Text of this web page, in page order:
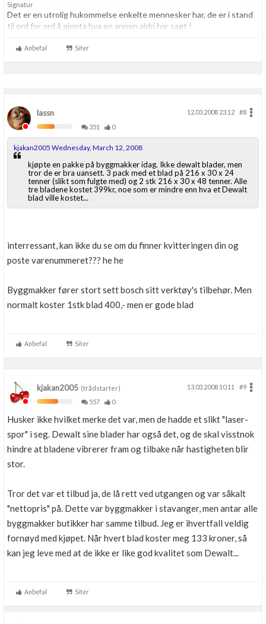
Signatur
Det er en utrolig hukommelse enkelte mennesker har, de er i stand
til ord for ord å gjenta hva en annen aldri har sagt !
Anbefal Siter
lassn 12.03.2008 23.12
#8
351
0
kjakan2005 Wednesday, March 12, 2008
kjøpte en pakke på byggmakker idag. Ikke dewalt blader, men
tror de er bra uansett. 3 pack med et blad på 216 x 30 x 24
tenner (slikt som fulgte med) og 2 stk 216 x 30 x 48 tenner. Alle
tre bladene kostet 399kr, noe som er mindre enn hva et Dewalt
blad ville kostet...
interressant, kan ikke du se om du finner kvitteringen din og
poste varenummeret??? he he
Byggmakker fører stort sett bosch sitt verktøy's tilbehør. Men
normalt koster 1stk blad 400,- men er gode blad
Anbefal Siter
kjakan2005 (trådstarter) 13.03.2008 10.11
#9
557
0
Husker ikke hvilket merke det var, men de hadde et slikt "laser-
spor" i seg. Dewalt sine blader har også det, og de skal visstnok
hindre at bladene vibrerer fram og tilbake når hastigheten blir
stor.
Tror det var et tilbud ja, de lå rett ved utgangen og var såkalt
"nettopris" på. Dette var byggmakker i stavanger, men antar alle
byggmakker butikker har samme tilbud. Jeg er ihvertfall veldig
fornøyd med kjøpet. Når hvert blad koster meg 133 kroner, så
kan jeg leve med at de ikke er like god kvalitet som Dewalt...
Anbefal Siter